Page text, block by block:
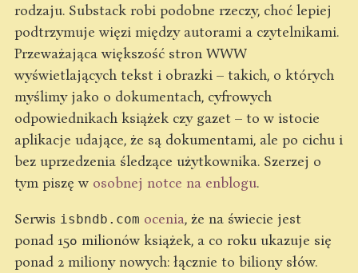
rodzaju. Substack robi podobne rzeczy, choć lepiej
podtrzymuje więzi między autorami a czytelnikami.
Przeważająca większość stron WWW
wyświetlających tekst i obrazki – takich, o których
myślimy jako o dokumentach, cyfrowych
odpowiednikach książek czy gazet – to w istocie
aplikacje udające, że są dokumentami, ale po cichu i
bez uprzedzenia śledzące użytkownika. Szerzej o
tym piszę w osobnej notce na enblogu.
Serwis isbndb.com ocenia, że na świecie jest
ponad 150 milionów książek, a co roku ukazuje się
ponad 2 miliony nowych: łącznie to biliony słów.